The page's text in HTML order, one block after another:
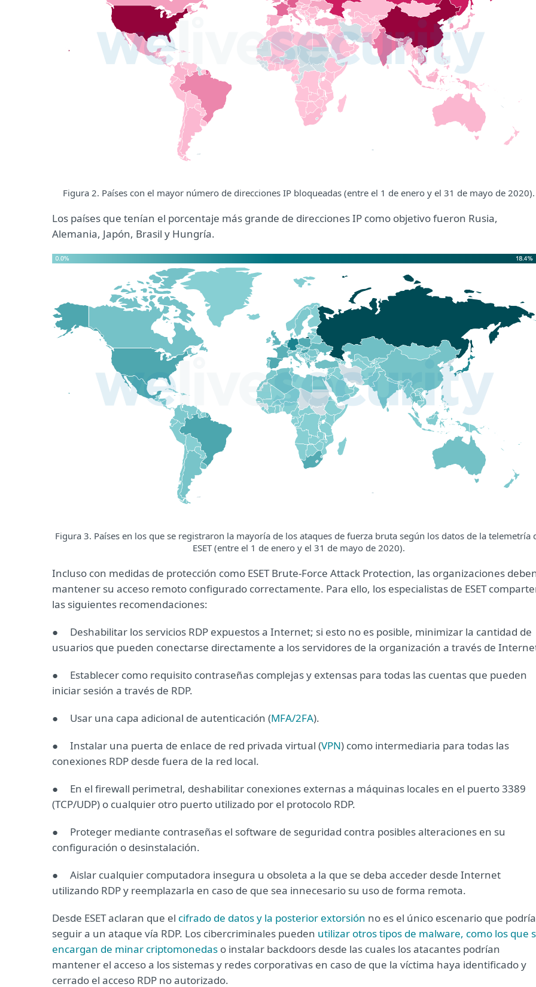
Figura 2. Países con el mayor número de direcciones IP bloqueadas (entre el 1 de enero y el 31 de mayo de 2020).
Los países que tenían el porcentaje más grande de direcciones IP como objetivo fueron Rusia,
Alemania, Japón, Brasil y Hungría.
Figura 3. Países en los que se registraron la mayoría de los ataques de fuerza bruta según los datos de la telemetría
ESET (entre el 1 de enero y el 31 de mayo de 2020).
Incluso con medidas de protección como ESET Brute-Force Attack Protection, las organizaciones
mantener su acceso remoto configurado correctamente. Para ello, los especialistas de ESET
las siguientes recomendaciones:
● Deshabilitar los servicios RDP expuestos a Internet; si esto no es posible, minimizar la cantidad de
usuarios que pueden conectarse directamente a los servidores de la organización a través de
● Establecer como requisito contraseñas complejas y extensas para todas las cuentas que pueden
iniciar sesión a través de RDP.
● Usar una capa adicional de autenticación (MFA/2FA).
● Instalar una puerta de enlace de red privada virtual (VPN) como intermediaria para todas las
conexiones RDP desde fuera de la red local.
● En el firewall perimetral, deshabilitar conexiones externas a máquinas locales en el puerto 3389
(TCP/UDP) o cualquier otro puerto utilizado por el protocolo RDP.
● Proteger mediante contraseñas el software de seguridad contra posibles alteraciones en su
configuración o desinstalación.
● Aislar cualquier computadora insegura u obsoleta a la que se deba acceder desde Internet
utilizando RDP y reemplazarla en caso de que sea innecesario su uso de forma remota.
Desde ESET aclaran que el cifrado de datos y la posterior extorsión no es el único escenario que podría
seguir a un ataque vía RDP. Los cibercriminales pueden utilizar otros tipos de malware, como los que
encargan de minar criptomonedas o instalar backdoors desde las cuales los atacantes podrían
mantener el acceso a los sistemas y redes corporativas en caso de que la víctima haya identificado y
cerrado el acceso RDP no autorizado.